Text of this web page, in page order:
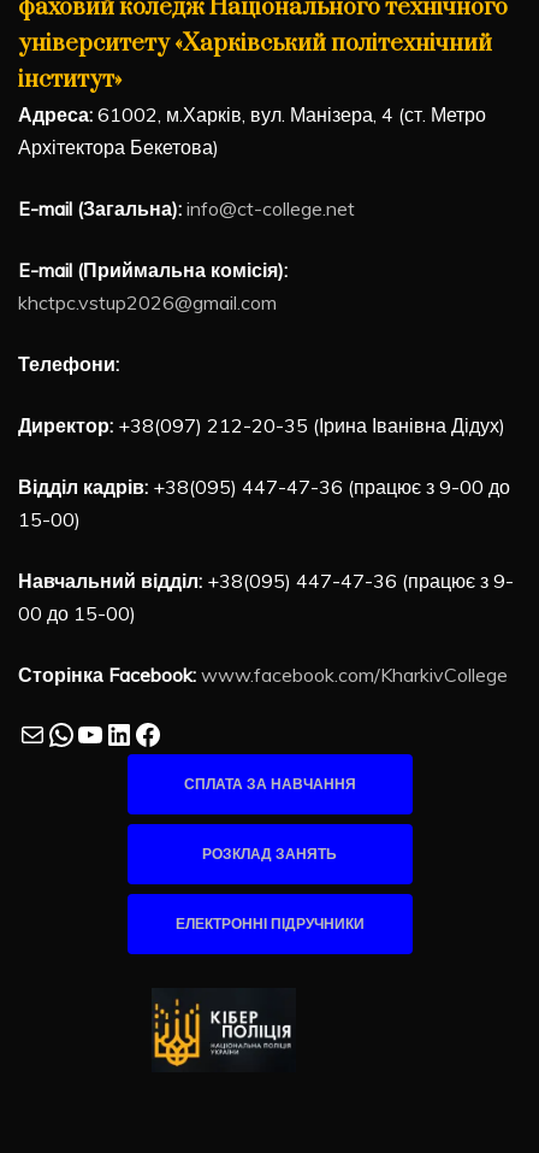
фаховий коледж Національного технічного
університету «Харківський політехнічний
інститут»
Адреса: 61002, м.Харків, вул. Манізера, 4 (ст. Метро
Архітектора Бекетова)
E-mail (Загальна): info@ct-college.net
E-mail (Приймальна комісія):
khctpc.vstup2026@gmail.com
Телефони:
Директор: +38(097) 212-20-35 (Ірина Іванівна Дідух)
Відділ кадрів: +38(095) 447-47-36 (працює з 9-00 до
15-00)
Навчальний відділ: +38(095) 447-47-36 (працює з 9-
00 до 15-00)
Сторінка Facebook: www.facebook.com/KharkivCollege
MailWhatsApp
YouTube
LinkedIn
Facebook
СПЛАТА ЗА НАВЧАННЯ
РОЗКЛАД ЗАНЯТЬ
ЕЛЕКТРОННІ ПІДРУЧНИКИ